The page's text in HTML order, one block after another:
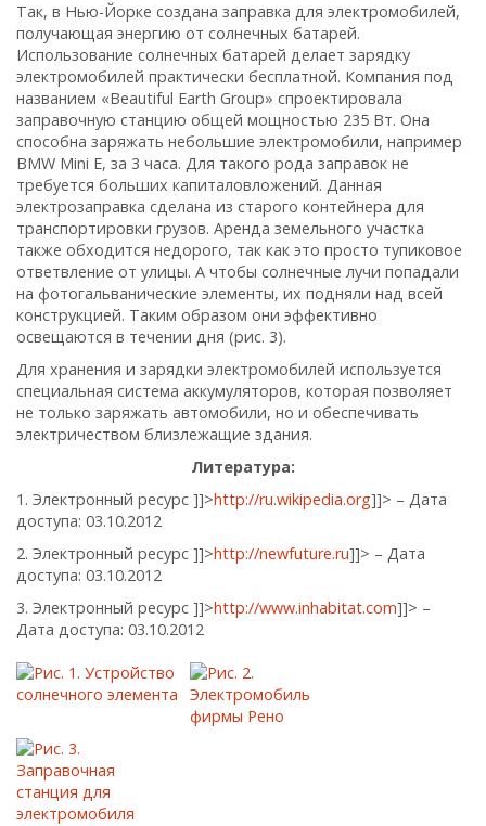
Так, в Нью-Йорке создана заправка для электромобилей,
получающая энергию от солнечных батарей.
Использование солнечных батарей делает зарядку
электромобилей практически бесплатной. Компания под
названием «Beautiful Earth Group» спроектировала
заправочную станцию общей мощностью 235 Вт. Она
способна заряжать небольшие электромобили, например
BMW Mini E, за 3 часа. Для такого рода заправок не
требуется больших капиталовложений. Данная
электрозаправка сделана из старого контейнера для
транспортировки грузов. Аренда земельного участка
также обходится недорого, так как это просто тупиковое
ответвление от улицы. А чтобы солнечные лучи попадали
на фотогальванические элементы, их подняли над всей
конструкцией. Таким образом они эффективно
освещаются в течении дня (рис. 3).
Для хранения и зарядки электромобилей используется
специальная система аккумуляторов, которая позволяет
не только заряжать автомобили, но и обеспечивать
электричеством близлежащие здания.
Литература:
1. Электронный ресурс ]]>http://ru.wikipedia.org]]> – Дата
доступа: 03.10.2012
2. Электронный ресурс ]]>http://newfuture.ru]]> – Дата
доступа: 03.10.2012
3. Электронный ресурс ]]>http://www.inhabitat.com]]> –
Дата доступа: 03.10.2012